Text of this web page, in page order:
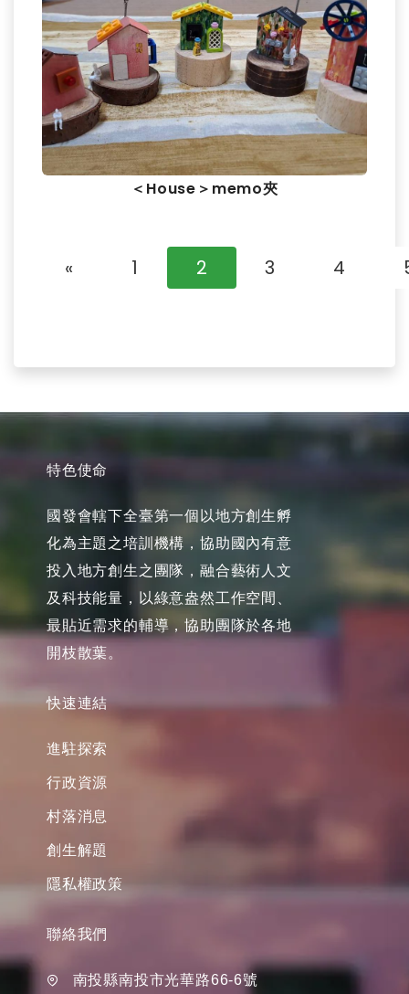
＜House＞memo夾
« 1 2 3 4
特色使命
國發會轄下全臺第一個以地方創生孵
化為主題之培訓機構，協助國內有意
投入地方創生之團隊，融合藝術人文
及科技能量，以綠意盎然工作空間、
最貼近需求的輔導，協助團隊於各地
開枝散葉。
快速連結
進駐探索
行政資源
村落消息
創生解題
隱私權政策
聯絡我們
南投縣南投市光華路66-6號